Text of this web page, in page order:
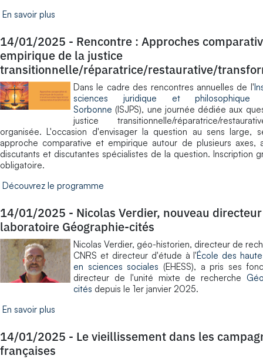
En savoir plus
14/01/2025 - Rencontre : Approches
empirique de la justice
transitionnelle/réparatrice/restaurative/
Dans le cadre des rencontres annuelles de l'
sciences juridique et
Sorbonne (ISJPS), une journée dédiée aux
justice transitionnelle/réparatrice/
organisée. L'occasion d'envisager la question au sens large,
approche comparative et empirique autour de plusieurs axes,
discutants et discutantes spécialistes de la question. Inscription
obligatoire.
Découvrez le programme
14/01/2025 - Nicolas Verdier, nouveau
laboratoire Géographie-cités
Nicolas Verdier, géo-historien, directeur de
CNRS et directeur d'étude à l'École des
en sciences sociales (EHESS), a pris ses
directeur de l'unité mixte de recherche
cités depuis le 1er janvier 2025.
En savoir plus
14/01/2025 - Le vieillissement dans les
françaises